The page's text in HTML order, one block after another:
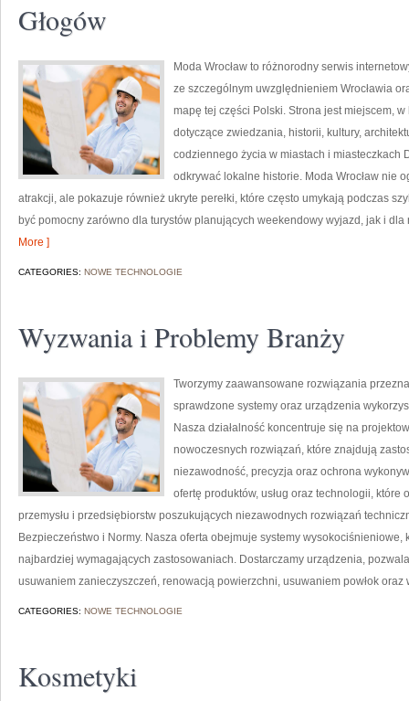
Głogów
Moda Wrocław to różnorodny serwis
ze szczególnym uwzględnieniem Wrocławia
mapę tej części Polski. Strona jest miejscem,
dotyczące zwiedzania, historii, kultury,
codziennego życia w miastach i miasteczkach
odkrywać lokalne historie. Moda Wrocław nie
atrakcji, ale pokazuje również ukryte perełki, które często umykają podczas
być pomocny zarówno dla turystów planujących weekendowy wyjazd, jak i
More ]
CATEGORIES: NOWE TECHNOLOGIE
Wyzwania i Problemy Branży
Tworzymy zaawansowane rozwiązania
sprawdzone systemy oraz urządzenia
Nasza działalność koncentruje się na
nowoczesnych rozwiązań, które znajdują
niezawodność, precyzja oraz ochrona
ofertę produktów, usług oraz technologii,
przemysłu i przedsiębiorstw poszukujących niezawodnych rozwiązań
Bezpieczeństwo i Normy. Nasza oferta obejmuje systemy wysokociśnieniowe,
najbardziej wymagających zastosowaniach. Dostarczamy urządzenia,
usuwaniem zanieczyszczeń, renowacją powierzchni, usuwaniem powłok oraz
CATEGORIES: NOWE TECHNOLOGIE
Kosmetyki